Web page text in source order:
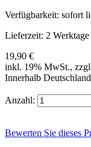
Verfügbarkeit: sofort
Lieferzeit: 2 Werktage
19,90 €
inkl. 19% MwSt.,
Innerhalb
Anzahl:
Bewerten Sie dieses